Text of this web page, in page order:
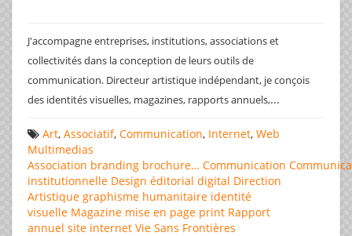
J'accompagne entreprises, institutions, associations et
collectivités dans la conception de leurs outils de
communication. Directeur artistique indépendant, je conçois
des identités visuelles, magazines, rapports annuels,...
Art, Associatif, Communication, Internet, Web
Multimedias
Association branding brochure… Communication
institutionnelle Design éditorial digital Direction
Artistique graphisme humanitaire identité
visuelle Magazine mise en page print Rapport
annuel site internet Vie Sans Frontières